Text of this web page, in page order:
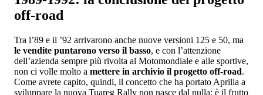
off-road
Tra l’89 e il ’92 arrivarono anche nuove versioni 125 e 50, ma
le vendite puntarono verso il basso, e con l’attenzione
dell’azienda sempre più rivolta al Motomondiale e alle sportive,
non ci volle molto a mettere in archivio il progetto off-road.
Come avrete capito, quindi, il concetto che ha portato Aprilia a
sviluppare la nuova Tuareg Rally non nasce dal nulla: è il frutto